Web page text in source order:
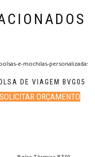
DE VIAGEM BVG05
SOLICITAR ORÇAMENTO